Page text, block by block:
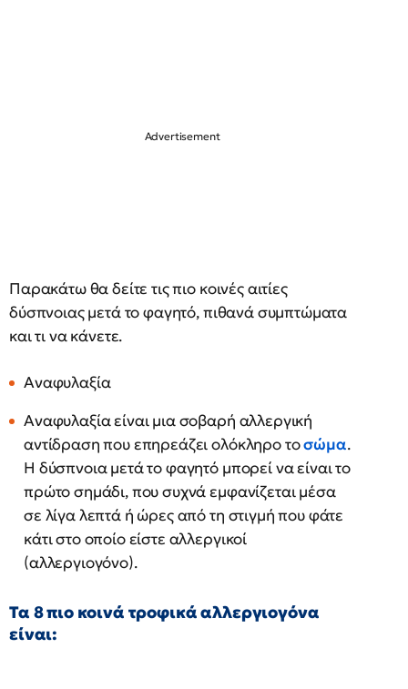
Παρακάτω θα δείτε τις πιο κοινές αιτίες
δύσπνοιας μετά το φαγητό, πιθανά συμπτώματα
και τι να κάνετε.
Αναφυλαξία
Αναφυλαξία είναι μια σοβαρή αλλεργική
αντίδραση που επηρεάζει ολόκληρο τοσώμα.
Η δύσπνοια μετά το φαγητό μπορεί να είναι το
πρώτο σημάδι, που συχνά εμφανίζεται μέσα
σε λίγα λεπτά ή ώρες από τη στιγμή που φάτε
κάτι στο οποίο είστε αλλεργικοί
(αλλεργιογόνο).
Τα 8 πιο κοινά τροφικά αλλεργιογόνα
είναι: